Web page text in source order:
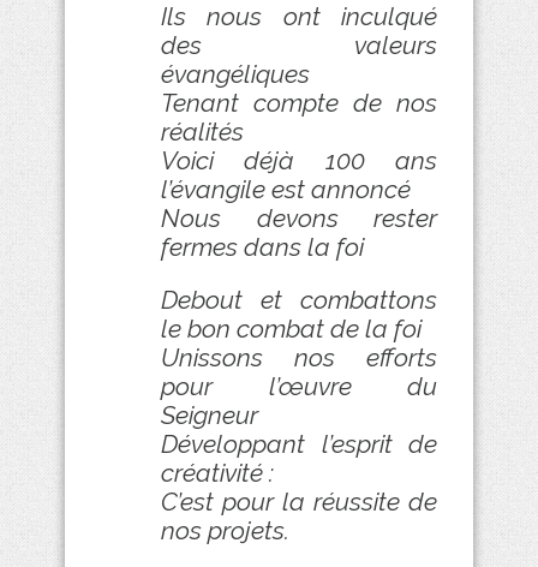
Ils nous ont inculqué
des valeurs
évangéliques
Tenant compte de nos
réalités
Voici déjà 100 ans
l’évangile est annoncé
Nous devons rester
fermes dans la foi
Debout et combattons
le bon combat de la foi
Unissons nos efforts
pour l’œuvre du
Seigneur
Développant l’esprit de
créativité :
C’est pour la réussite de
nos projets.